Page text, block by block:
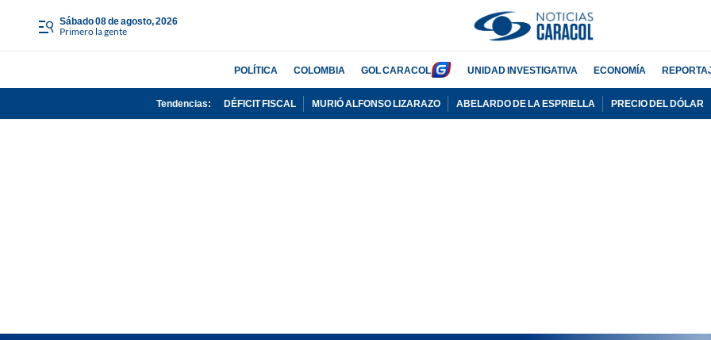
sábado 08 de agosto, 2026
Primero la gente
POLÍTICA COLOMBIA GOL CARACOL UNIDAD INVESTIGATIVA ECONOMÍA
Tendencias: DÉFICIT FISCAL MURIÓ ALFONSO LIZARAZO ABELARDO DE LA ESPRIELLA PRECIO DEL DÓLAR